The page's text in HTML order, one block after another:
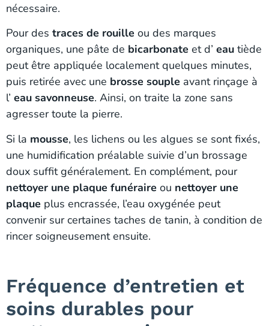
nécessaire.
Pour des traces de rouille ou des marques
organiques, une pâte de bicarbonate et d’ eau tiède
peut être appliquée localement quelques minutes,
puis retirée avec une brosse souple avant rinçage à
l’ eau savonneuse. Ainsi, on traite la zone sans
agresser toute la pierre.
Si la mousse, les lichens ou les algues se sont fixés,
une humidification préalable suivie d’un brossage
doux suffit généralement. En complément, pour
nettoyer une plaque funéraire ou nettoyer une
plaque plus encrassée, l’eau oxygénée peut
convenir sur certaines taches de tanin, à condition de
rincer soigneusement ensuite.
Fréquence d’entretien et
soins durables pour